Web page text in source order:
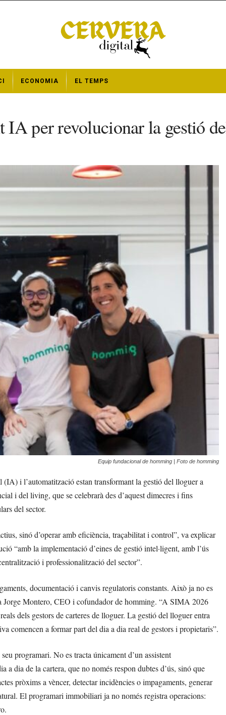
ECONOMIA EL TEMPS
IA per revolucionar la gestió
Equip fundacional de homming | Foto de homming
i l’automatització estan transformant la gestió del lloguer a
i del living, que se celebrarà des d’aquest dimecres i fins
del sector.
sinó d’operar amb eficiència, traçabilitat i control”, va explicar
“amb la implementació d’eines de gestió intel·ligent, amb l’ús
i professionalització del sector”.
documentació i canvis regulatoris constants. Això ja no es
Jorge Montero, CEO i cofundador de homming. “A SIMA 2026
dels gestors de carteres de lloguer. La gestió del lloguer entra
comencen a formar part del dia a dia real de gestors i propietaris”.
programari. No es tracta únicament d’un assistent
a dia de la cartera, que no només respon dubtes d’ús, sinó que
pròxims a vèncer, detectar incidències o impagaments, generar
El programari immobiliari ja no només registra operacions: